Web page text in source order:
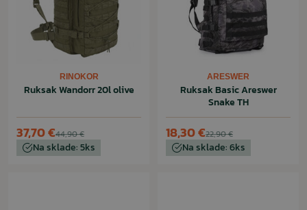
RINOKOR
Ruksak Wandorr 20l olive
44,90 €
37,70 €
Na sklade: 5ks
ARESWER
Ruksak Basic Areswer
Snake TH
22,90 €
18,30 €
Na sklade: 6ks